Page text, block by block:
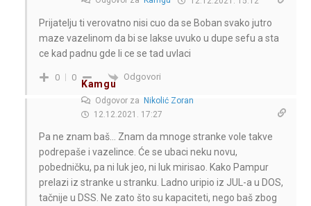
Prijatelju ti verovatno nisi cuo da se Boban svako jutro
maze vazelinom da bi se lakse uvuko u dupe sefu a sta
ce kad padnu gde li ce se tad uvlaci
0 0 Odgovori
Kamgu
Odgovor za Nikolić Zoran
12.12.2021. 17:27
Pa ne znam baš… Znam da mnoge stranke vole takve
podrepaše i vazelince. Će se ubaci neku novu,
pobedničku, pa ni luk jeo, ni luk mirisao. Kako Pampur
prelazi iz stranke u stranku. Ladno uripio iz JUL-a u DOS,
tačnije u DSS. Ne zato što su kapaciteti, nego baš zbog